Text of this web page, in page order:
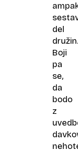
del
družin.
Boji
pa
se,
da
bodo
z